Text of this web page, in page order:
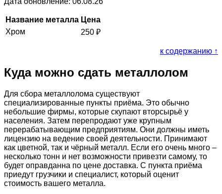
Название металла Цена
Хром
250 ₽
к содержанию ↑
Куда можно сдать металлолом
Для сбора металлолома существуют
специализированные пункты приёма. Это обычно
небольшие фирмы, которые скупают вторсырьё у
населения. Затем перепродают уже крупным
перерабатывающим предприятиям. Они должны иметь
лицензию на ведение своей деятельности. Принимают
как цветной, так и чёрный металл. Если его очень много –
несколько тонн и нет возможности привезти самому, то
будет оправданна по цене доставка. С пункта приёма
приедут грузчики и специалист, который оценит
стоимость вашего металла.